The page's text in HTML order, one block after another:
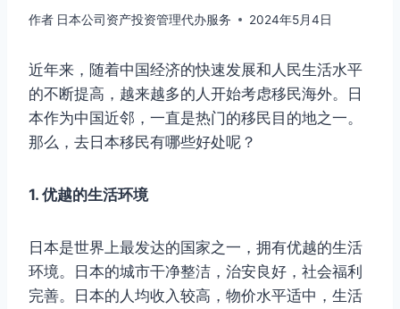
作者 日本公司资产投资管理代办服务 2024年5月4日
近年来，随着中国经济的快速发展和人民生活水平
的不断提高，越来越多的人开始考虑移民海外。日
本作为中国近邻，一直是热门的移民目的地之一。
那么，去日本移民有哪些好处呢？
1. 优越的生活环境
日本是世界上最发达的国家之一，拥有优越的生活
环境。日本的城市干净整洁，治安良好，社会福利
完善。日本的人均收入较高，物价水平适中，生活